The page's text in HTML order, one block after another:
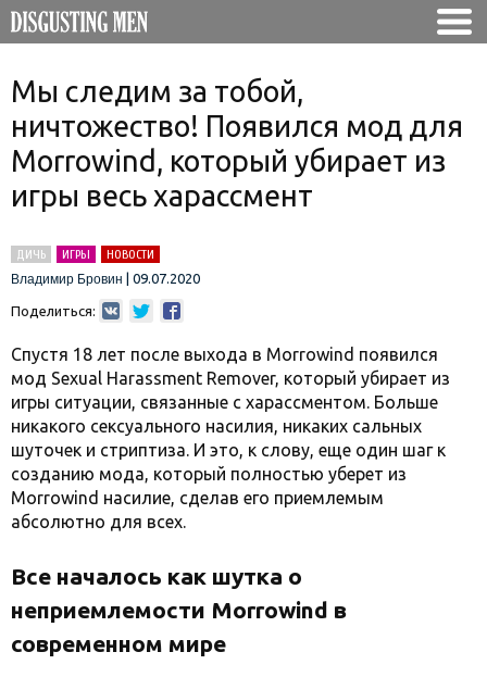
Мы следим за тобой,
ничтожество! Появился мод для
Morrowind, который убирает из
игры весь харассмент
ДИЧЬ ИГРЫ
НОВОСТИ
Владимир Бровин
09.07.2020
Поделиться:
Спустя 18 лет после выхода в Morrowind появился
мод Sexual Harassment Remover, который убирает из
игры ситуации, связанные с харассментом. Больше
никакого сексуального насилия, никаких сальных
шуточек и стриптиза. И это, к слову, еще один шаг к
созданию мода, который полностью уберет из
Morrowind насилие, сделав его приемлемым
абсолютно для всех.
Все началось как шутка о
неприемлемости Morrowind в
современном мире